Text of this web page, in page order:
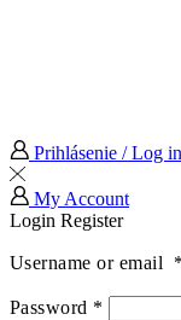
Prihlásenie / Log in
My Account
Login Register
Username or email *
Password *